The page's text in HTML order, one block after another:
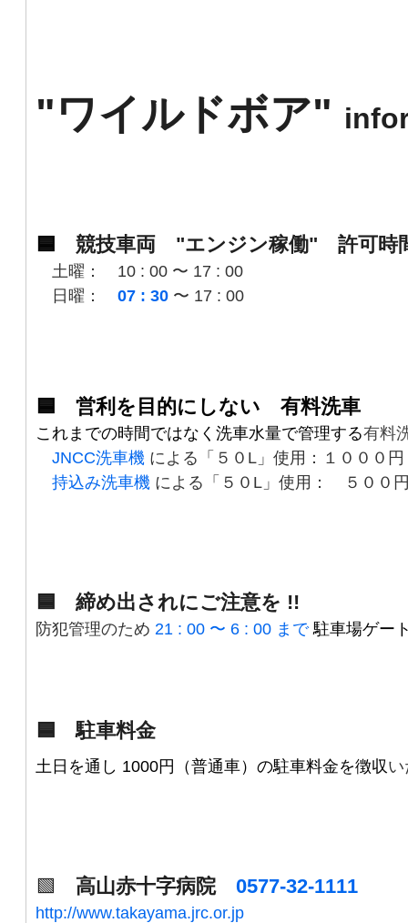
"ワイルドボア"
競技車両 "エンジン稼働" 許可時
土曜： 10 : 00 〜 17 : 00
日曜： 07 : 30 〜 17 : 00
🟦 営利を目的にしない 有料洗車
これまでの時間ではなく洗車水量で管理する有料
JNCC洗車機 による「５０L」使用：１０００円
持込み洗車機 による「５０L」使用： ５００
締め出されにご注意を !!
防犯管理のため 21 : 00 〜 6 : 00 まで駐車場ゲー
駐車料金
土日を通し 1000円（普通車）の駐車料金を徴収
🟩 高山赤十字病院 0577-32-1111
http://www.takayama.jrc.or.jp